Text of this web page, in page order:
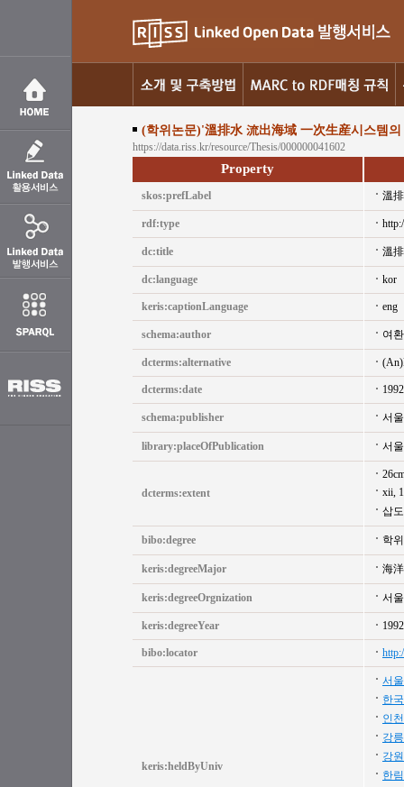
(학위논문)'溫排水 流出海域 一次生産시스템
https://data.riss.kr/resource/Thesis/000000041602
Property
skos:prefLabel 溫
rdf:type
dc:title 溫
dc:language kor
keris:captionLanguage eng
schema:author 여
dcterms:alternative
dcterms:date 1992
schema:publisher 서
library:placeOfPublication 서울
dcterms:extent
xii,
삽도
bibo:degree 학
keris:degreeMajor 海
keris:degreeOrgnization 서
keris:degreeYear 1992
bibo:locator
keris:heldByUniv
서
한
인
강
강
한